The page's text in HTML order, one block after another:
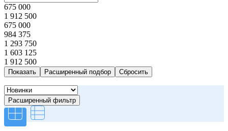
675 000
1 912 500
675 000
984 375
1 293 750
1 603 125
1 912 500
Расширенный подбор
Расширенный фильтр